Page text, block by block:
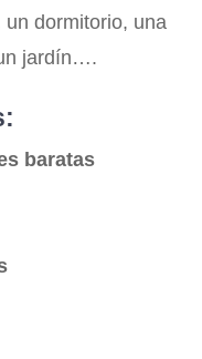
un dormitorio, una
jardín….
baratas